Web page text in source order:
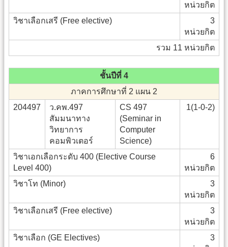
หน่วยกิต
วิชาเลือกเสรี (Free elective)
3
หน่วยกิต
รวม 11 หน่วยกิต
ชั้นปีที่ 4
ภาคการศึกษาที่ 2 แผน 2
204497
ว.คพ.497
สัมมนาทาง
วิทยาการ
คอมพิวเตอร์
CS 497
(Seminar in
Computer
Science)
1(1-0-2)
วิชาเอกเลือกระดับ 400 (Elective Course
Level 400)
6
หน่วยกิต
วิชาโท (Minor)
3
หน่วยกิต
วิชาเลือกเสรี (Free elective)
3
หน่วยกิต
วิชาเลือก (GE Electives)
3